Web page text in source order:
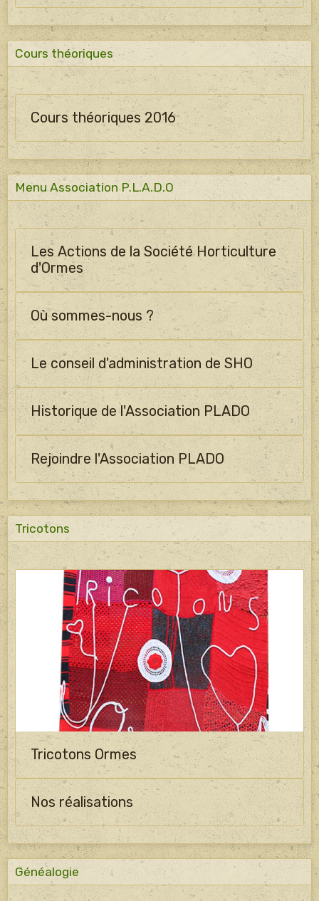
Cours théoriques
Cours théoriques 2016
Menu Association P.L.A.D.O
Les Actions de la Société Horticulture
d'Ormes
Où sommes-nous ?
Le conseil d'administration de SHO
Historique de l'Association PLADO
Rejoindre l'Association PLADO
Tricotons
Tricotons Ormes
Nos réalisations
Généalogie